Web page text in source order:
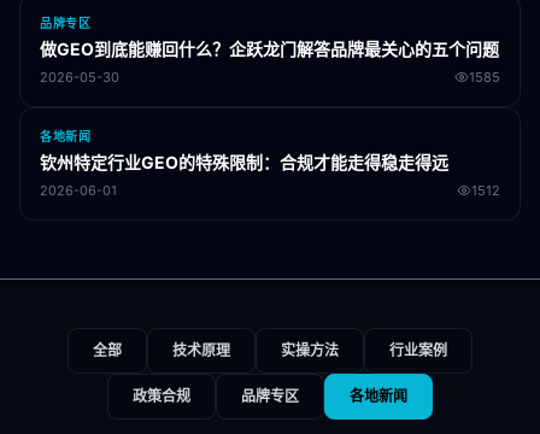
品牌专区
做GEO到底能赚回什么？企跃龙门解答品牌最关心的五个问题
2026-05-30 1585
各地新闻
钦州特定行业GEO的特殊限制：合规才能走得稳走得远
2026-06-01 1512
全部 技术原理 实操方法 行业案例
政策合规 品牌专区 各地新闻